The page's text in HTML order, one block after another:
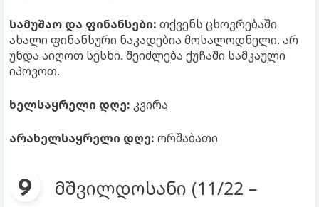
სამუშაო და ფინანსები: თქვენს ცხოვრებაში
ახალი ფინანსური ნაკადებია მოსალოდნელი. არ
უნდა აიღოთ სესხი. შეიძლება ქუჩაში სამკაული
იპოვოთ.
ხელსაყრელი დღე: კვირა
არახელსაყრელი დღე: ორშაბათი
მშვილდოსანი (11/22 –